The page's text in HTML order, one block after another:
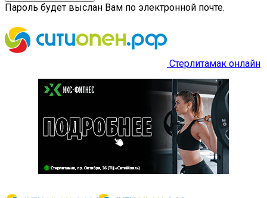
Пароль будет выслан Вам по электронной почте.
Стерлитамак онлайн